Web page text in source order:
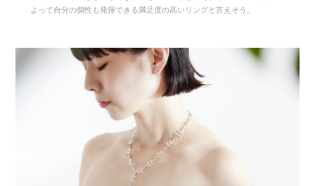
よって自分の個性も発揮できる満足度の高いリングと言えそう。